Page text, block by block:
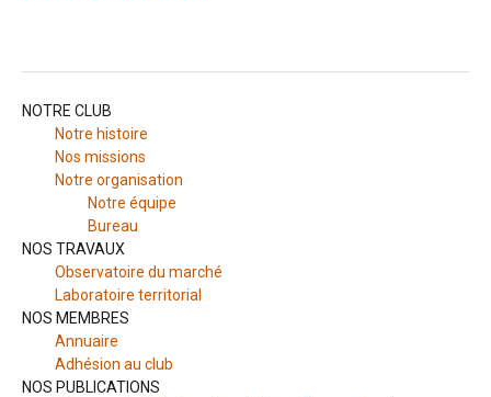
NOTRE CLUB
Notre histoire
Nos missions
Notre organisation
Notre équipe
Bureau
NOS TRAVAUX
Observatoire du marché
Laboratoire territorial
NOS MEMBRES
Annuaire
Adhésion au club
NOS PUBLICATIONS